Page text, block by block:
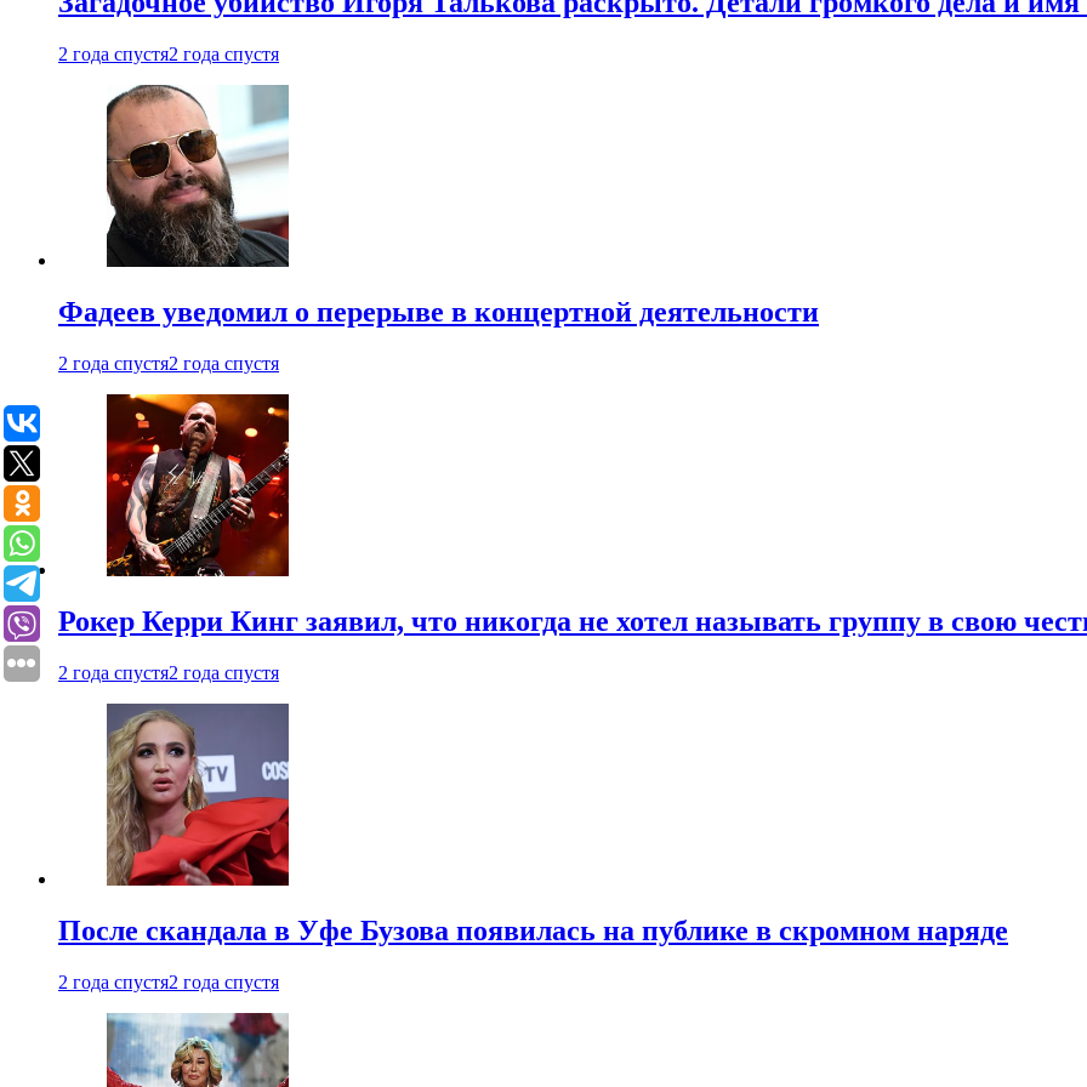
2 года спустя2 года спустя
Фадеев уведомил о перерыве в концертной деятельности
2 года спустя2 года спустя
Рокер Керри Кинг заявил, что никогда не хотел называть группу в свою
2 года спустя2 года спустя
После скандала в Уфе Бузова появилась на публике в скромном наряде
2 года спустя2 года спустя